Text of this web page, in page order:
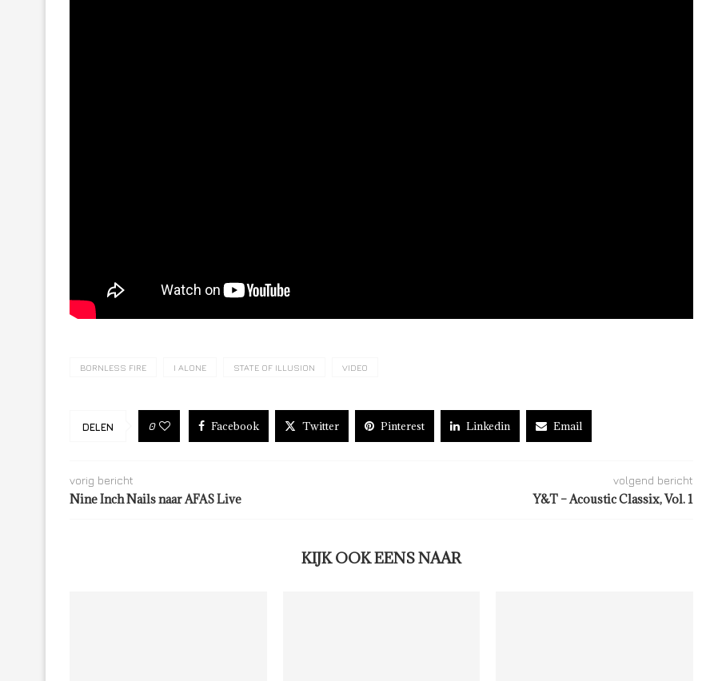
BORNLESS FIRE I ALONE STATE OF ILLUSION VIDEO
DELEN 0 Facebook Twitter Pinterest Linkedin Email
vorig bericht
Nine Inch Nails naar AFAS Live
volgend bericht
Y&T – Acoustic Classix, Vol. 1
KIJK OOK EENS NAAR